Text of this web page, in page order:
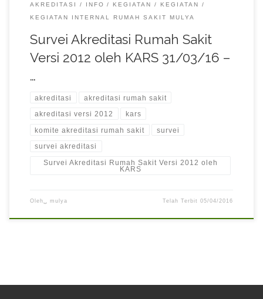
AKREDITASI INFO KEGIATAN
KEGIATAN
KEGIATAN INTERNAL RUMAH SAKIT MULYA
Survei Akreditasi Rumah Sakit
Versi 2012 oleh KARS 31/03/16 –
…
akreditasi akreditasi rumah sakit
akreditasi versi 2012 kars
komite akreditasi rumah sakit survei
survei akreditasi
Survei Akreditasi Rumah Sakit Versi 2012 oleh
KARS
Oleh␣ mulya Telah Terbit05/04/2016